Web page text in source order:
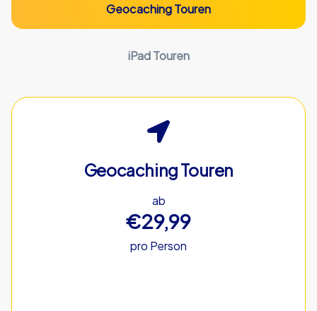
Geocaching Touren
iPad Touren
Geocaching Touren
ab
€29,99
pro Person